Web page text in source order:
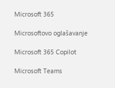
Microsoft 365
Microsoftovo oglašavanje
Microsoft 365 Copilot
Microsoft Teams